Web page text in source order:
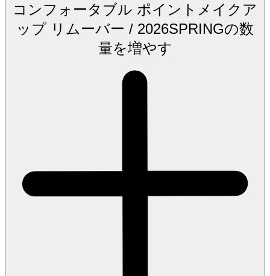
コンフォータブル ポイントメイクア
ップ リムーバー / 2026SPRINGの数
量を増やす